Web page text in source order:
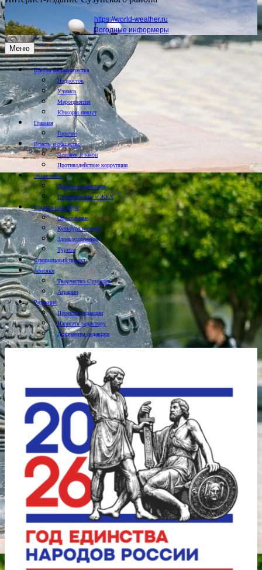
https://world-weather.ru
Погодные информеры
Меню
Школа наставничества
Подросток
Учимся
Мероприятия
Юнкоры пишут
Главная
Горячее
Власть и общество
Человек и закон
Противодействие коррупции
Экономика
Дороги и транспорт
Строительство и ЖКХ
Социальная сфера
Образование
Культура и спорт
Здравоохранение
Туризм
Специальный проект
Земляки
Творчество Сузунцев
Аграрии
Редакция
Проекты редакции
Написать редактору
Документы редакции